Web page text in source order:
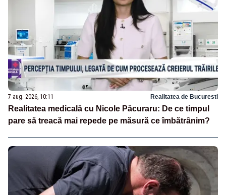
7 aug. 2026, 10:11 Realitatea de Bucuresti
Realitatea medicală cu Nicole Păcuraru: De ce timpul
pare să treacă mai repede pe măsură ce îmbătrânim?